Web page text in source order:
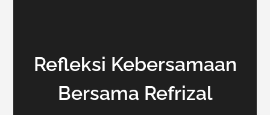
Refleksi Kebersamaan
Bersama Refrizal